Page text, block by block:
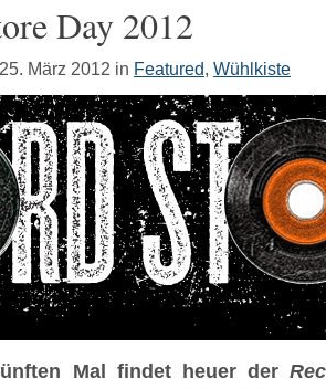
Day 2012
März 2012 in Featured, Wühlkiste
Mal findet heuer der